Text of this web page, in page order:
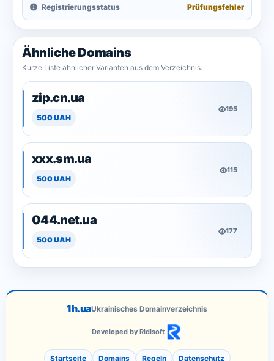
Registrierungsstatus Prüfungsfehler
Ähnliche Domains
Kurze Liste ähnlicher Varianten aus dem Verzeichnis.
zip.cn.ua
500 UAH
195
xxx.sm.ua
500 UAH
115
044.net.ua
500 UAH
177
1h.uaUkrainisches Domainverzeichnis
Developed by Ridisoft
Startseite Domains Regeln Datenschutz